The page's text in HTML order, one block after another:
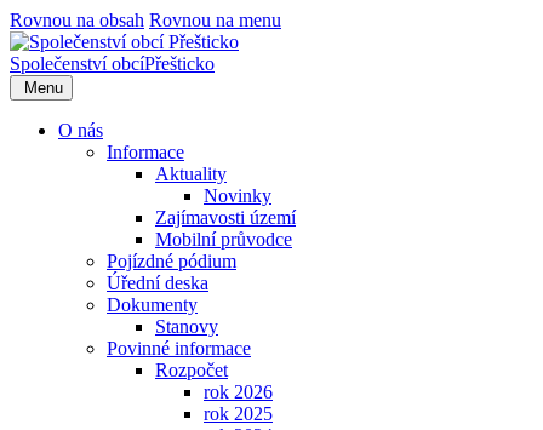
Rovnou na obsah Rovnou na menu
Společenství obcíPřešticko
Menu
O nás
Informace
Aktuality
Novinky
Zajímavosti území
Mobilní průvodce
Pojízdné pódium
Úřední deska
Dokumenty
Stanovy
Povinné informace
Rozpočet
rok 2026
rok 2025